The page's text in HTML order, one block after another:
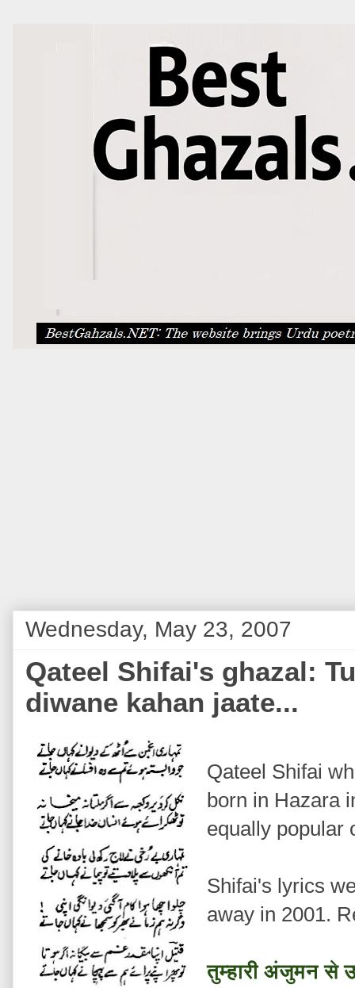
Wednesday, May 23, 2007
Qateel Shifai's ghazal:
diwane kahan jaate...
Qateel Shifai
born in Hazara
equally popular
Shifai's lyrics
away in 2001.
तुम्हारी अंजुमन से